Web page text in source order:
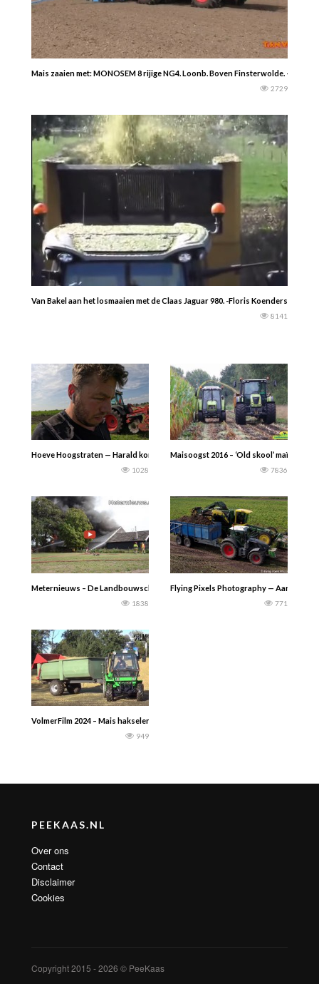
Mais zaaien met: MONOSEM 8 rijige NG4. Loonb. Boven Finsterwolde. -Tonnie
2729
Van Bakel aan het losmaaien met de Claas Jaguar 980. -Floris Koenders-
8141
Hoeve Hoogstraten — Harald komt even bijpraten & schijfeggen.
1028
Maisoogst 2016 – ‘Old skool’ maïs
7836
Meternieuws – De Landbouwschuur in Onstwedde die woensdagmiddag in
1838
Flying Pixels Photography —
771
VolmerFilm 2024 – Mais hakselen door Holters: Claas Jaguar 950 hakselaar
949
PEEKAAS.NL
Over ons
Contact
Disclaimer
Cookies
Copyright 2015 - 2026 © PeeKaas